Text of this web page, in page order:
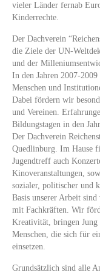
vieler Länder fernab
Kinderrechte.
Der Dachverein
die Ziele der UN-
und der
In den Jahren 2007-
Menschen und
Dabei fördern wir
und Vereinen.
Bildungstagen in den
Der Dachverein
Quedlinburg. Im Hause
Jugendtreff auch
Kinoveranstaltungen,
sozialer, politischer und
Basis unserer Arbeit
mit Fachkräften. Wir
Kreativität, bringen Jung
Menschen, die sich für
einsetzen.
Grundsätzlich sind alle